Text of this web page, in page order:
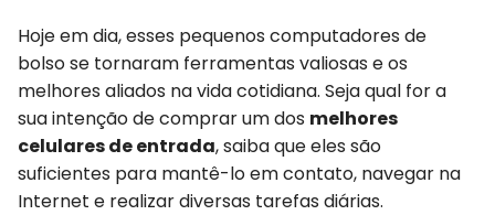
Hoje em dia, esses pequenos computadores de
bolso se tornaram ferramentas valiosas e os
melhores aliados na vida cotidiana. Seja qual for a
sua intenção de comprar um dos melhores
celulares de entrada, saiba que eles são
suficientes para mantê-lo em contato, navegar na
Internet e realizar diversas tarefas diárias.